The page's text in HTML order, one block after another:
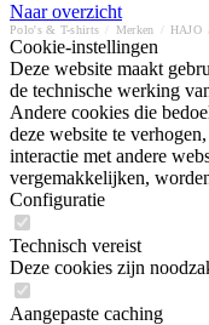
Naar overzicht
Polo's & T-shirts Merken HAJO
Cookie-instellingen
Deze website maakt
de technische werking
Andere cookies die
deze website te
interactie met andere
vergemakkelijken,
Configuratie
Technisch vereist
Deze cookies zijn
Aangepaste caching